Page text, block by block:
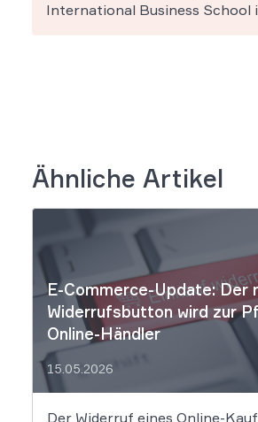
International Business School
Ähnliche Artikel
E-Commerce-Update: Der
Widerrufsbutton wird zur
Online-Händler
15.05.2026
Der Widerruf eines Online-